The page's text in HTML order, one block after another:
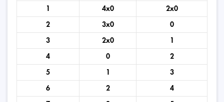
1 4x0 2x0
2 3x0 0
3 2x0 1
4 0 2
5 1 3
6 2 4